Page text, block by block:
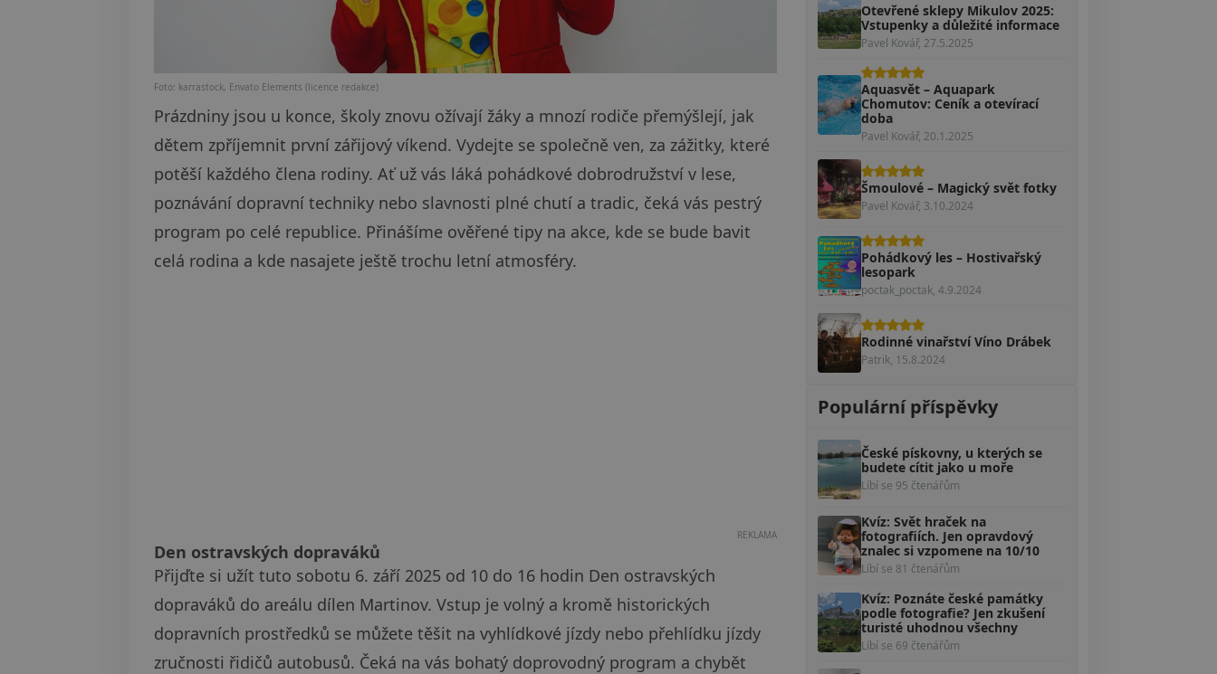
Foto: karrastock, Envato Elements (licence redakce)
Prázdniny jsou u konce, školy znovu ožívají žáky a mnozí rodiče přemýšlejí, jak
dětem zpříjemnit první zářijový víkend. Vydejte se společně ven, za zážitky, které
potěší každého člena rodiny. Ať už vás láká pohádkové dobrodružství v lese,
poznávání dopravní techniky nebo slavnosti plné chutí a tradic, čeká vás pestrý
program po celé republice. Přinášíme ověřené tipy na akce, kde se bude bavit
celá rodina a kde nasajete ještě trochu letní atmosféry.
REKLAMA
Den ostravských dopraváků
Přijďte si užít tuto sobotu 6. září 2025 od 10 do 16 hodin Den ostravských
dopraváků do areálu dílen Martinov. Vstup je volný a kromě historických
dopravních prostředků se můžete těšit na vyhlídkové jízdy nebo přehlídku jízdy
zručnosti řidičů autobusů. Čeká na vás bohatý doprovodný program a chybět
Otevřené sklepy Mikulov 2025:
Vstupenky a důležité informace
Pavel Kovář, 27.5.2025
Aquasvět – Aquapark
Chomutov: Ceník a otevírací
doba
Pavel Kovář, 20.1.2025
Šmoulové – Magický svět fotky
Pavel Kovář, 3.10.2024
Pohádkový les – Hostivařský
lesopark
poctak_poctak, 4.9.2024
Rodinné vinařství Víno Drábek
Patrik, 15.8.2024
Populární příspěvky
České pískovny, u kterých se
budete cítit jako u moře
Líbí se 95 čtenářům
Kvíz: Svět hraček na
fotografiích. Jen opravdový
znalec si vzpomene na 10/10
Líbí se 81 čtenářům
Kvíz: Poznáte české památky
podle fotografie? Jen zkušení
turisté uhodnou všechny
Líbí se 69 čtenářům